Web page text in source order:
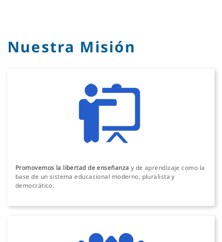
Nuestra Misión
Promovemos la libertad de enseñanza y de aprendizaje como la
base de un sistema educacional moderno, pluralista y
democrático.